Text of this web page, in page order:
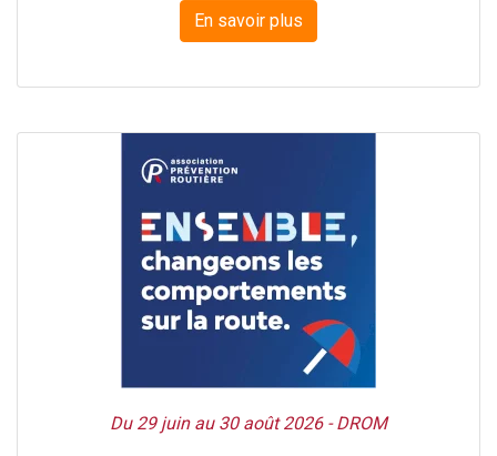
En savoir plus
Du 29 juin au 30 août 2026 - DROM